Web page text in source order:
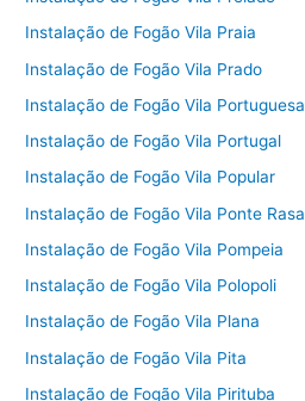
Instalação de Fogão Vila Praia
Instalação de Fogão Vila Prado
Instalação de Fogão Vila Portuguesa
Instalação de Fogão Vila Portugal
Instalação de Fogão Vila Popular
Instalação de Fogão Vila Ponte Rasa
Instalação de Fogão Vila Pompeia
Instalação de Fogão Vila Polopoli
Instalação de Fogão Vila Plana
Instalação de Fogão Vila Pita
Instalação de Fogão Vila Pirituba